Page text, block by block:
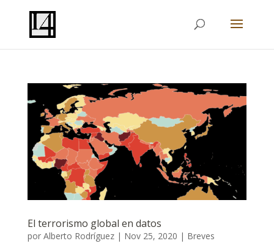
El terrorismo global en datos
por Alberto Rodríguez| Nov 25, 2020 | Breves